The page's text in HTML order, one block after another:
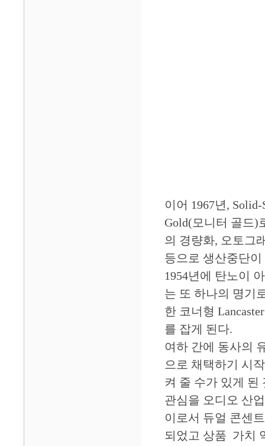
이어 1967년,
Gold(모니터 골드)
의 경량화, 오토그
등으로 생산중단
1954년에 탄노이
는 또 하나의 명기
한 코너형
를 잡게 된다.
여하 간에 동사의
으로 채택하기 시
켜 줄 수가 있게 된
관심을 오디오 산
이로서 듀얼 콘센
되었고 상품 가치